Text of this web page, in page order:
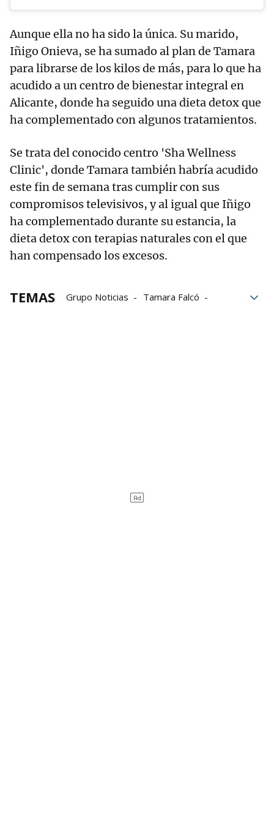
Aunque ella no ha sido la única. Su marido,
Iñigo Onieva, se ha sumado al plan de Tamara
para librarse de los kilos de más, para lo que ha
acudido a un centro de bienestar integral en
Alicante, donde ha seguido una dieta detox que
ha complementado con algunos tratamientos.
Se trata del conocido centro 'Sha Wellness
Clinic', donde Tamara también habría acudido
este fin de semana tras cumplir con sus
compromisos televisivos, y al igual que Iñigo
ha complementado durante su estancia, la
dieta detox con terapias naturales con el que
han compensado los excesos.
TEMAS Grupo Noticias
Tamara Falcó